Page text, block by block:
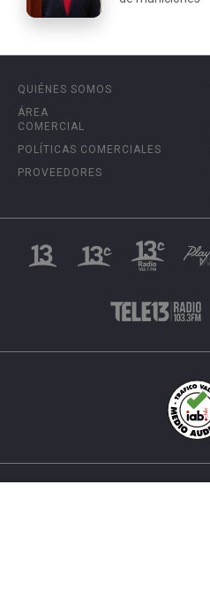
QUIÉNES SOMOS
ÁREA
COMERCIAL
POLÍTICAS COMERCIALES
PROVEEDORES